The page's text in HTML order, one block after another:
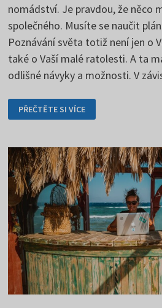
nomádství. Je pravdou, že něco
společného. Musíte se naučit
Poznávání světa totiž není jen o
také o Vaší malé ratolesti. A ta
odlišné návyky a možnosti. V
CESTOVÁNÍ
S
DÍTĚTEM
PŘEČTĚTE SI VÍCE